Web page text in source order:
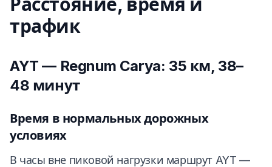
трафик
AYT — Regnum Carya: 35 км, 38–
48 минут
Время в нормальных дорожных
условиях
В часы вне пиковой нагрузки маршрут AYT —